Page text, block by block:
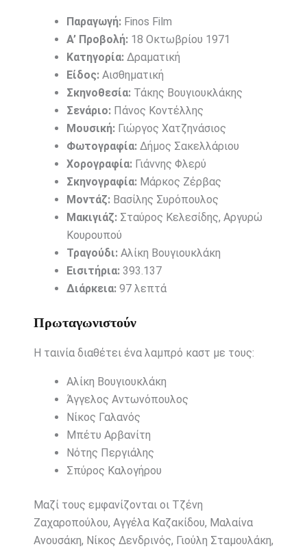
Παραγωγή: Finos Film
Α’ Προβολή:18 Οκτωβρίου 1971
Κατηγορία:Δραματική
Είδος:Αισθηματική
Σκηνοθεσία: Τάκης Βουγιουκλάκης
Σενάριο: Πάνος Κοντέλλης
Μουσική: Γιώργος Χατζηνάσιος
Φωτογραφία: Δήμος Σακελλάριου
Χορογραφία: Γιάννης Φλερύ
Σκηνογραφία: Μάρκος Ζέρβας
Μοντάζ: Βασίλης Συρόπουλος
Μακιγιάζ: Σταύρος Κελεσίδης, Αργυρώ
Κουρουπού
Τραγούδι: Αλίκη Βουγιουκλάκη
Εισιτήρια:393.137
Διάρκεια:97 λεπτά
Πρωταγωνιστούν
Η ταινία διαθέτει ένα λαμπρό καστ με τους:
Αλίκη Βουγιουκλάκη
Άγγελος Αντωνόπουλος
Νίκος Γαλανός
Μπέτυ Αρβανίτη
Νότης Περγιάλης
Σπύρος Καλογήρου
Μαζί τους εμφανίζονται οι Τζένη
Ζαχαροπούλου, Αγγέλα Καζακίδου, Μαλαίνα
Ανουσάκη, Νίκος Δενδρινός, Γιούλη Σταμουλάκη,